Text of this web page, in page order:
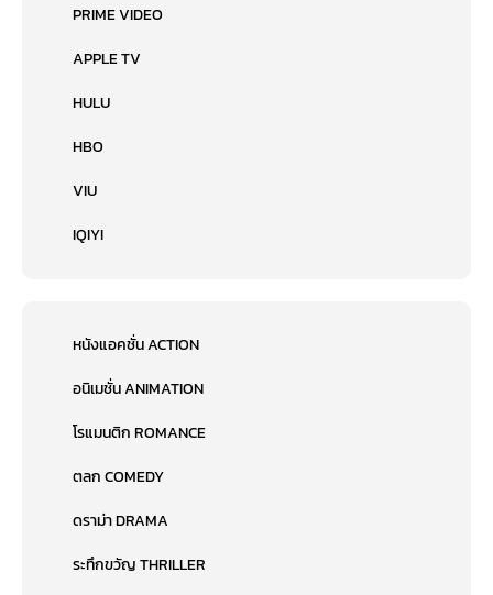
PRIME VIDEO
APPLE TV
HULU
HBO
VIU
IQIYI
หนังแอคชั่น ACTION
อนิเมชั่น ANIMATION
โรแมนติก ROMANCE
ตลก COMEDY
ดราม่า DRAMA
ระทึกขวัญ THRILLER